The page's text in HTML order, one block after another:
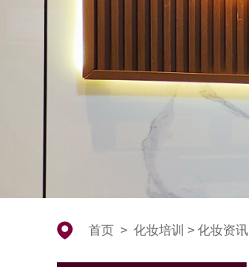
首页 > 化妆培训 > 化妆资讯